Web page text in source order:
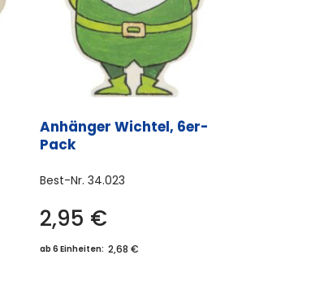
Anhänger Wichtel, 6er-
Pack
Best-Nr. 34.023
2,95 €
ab 6 Einheiten: 2,68 €